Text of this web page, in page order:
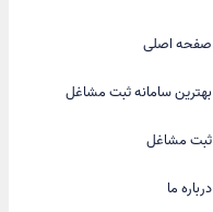
صفحه اصلی
بهترین سامانه ثبت مشاغل
ثبت مشاغل
درباره ما